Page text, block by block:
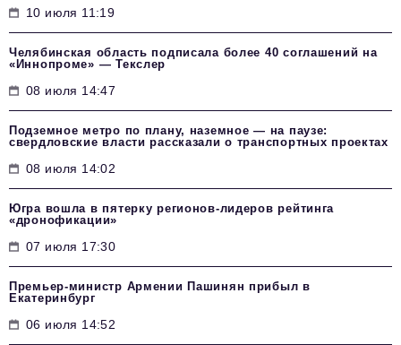
10 июля 11:19
Челябинская область подписала более 40 соглашений на
«Иннопроме» — Текслер
08 июля 14:47
Подземное метро по плану, наземное — на паузе:
свердловские власти рассказали о транспортных проектах
08 июля 14:02
Югра вошла в пятерку регионов-лидеров рейтинга
«дронофикации»
07 июля 17:30
Премьер-министр Армении Пашинян прибыл в
Екатеринбург
06 июля 14:52